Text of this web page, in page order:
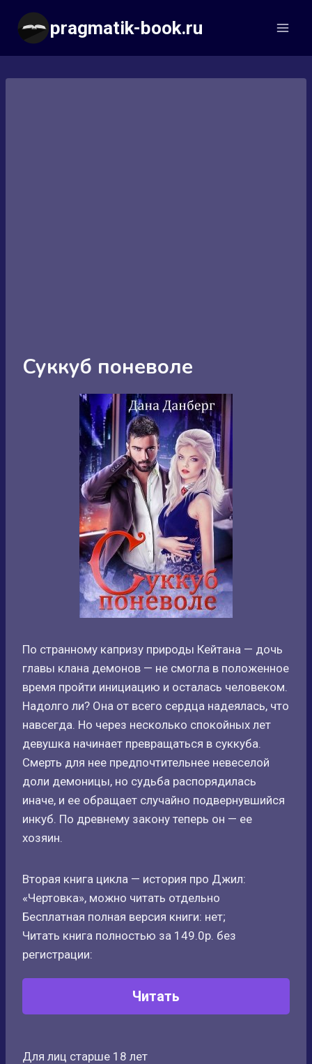
Перейти
содержимому
pragmatik-book.ru
Суккуб поневоле
По странному капризу природы Кейтана — дочь
главы клана демонов — не смогла в положенное
время пройти инициацию и осталась человеком.
Надолго ли? Она от всего сердца надеялась, что
навсегда. Но через несколько спокойных лет
девушка начинает превращаться в суккуба.
Смерть для нее предпочтительнее невеселой
доли демоницы, но судьба распорядилась
иначе, и ее обращает случайно подвернувшийся
инкуб. По древнему закону теперь он — ее
хозяин.
Вторая книга цикла — история про Джил:
«Чертовка», можно читать отдельно
Бесплатная полная версия книги: нет;
Читать книга полностью за 149.0р. без
регистрации:
Читать
Для лиц старше 18 лет